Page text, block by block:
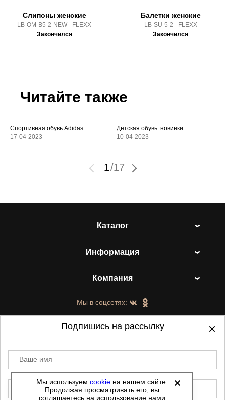
Слипоны женские
LB-OM-B5-2-NEW - FLEXX
Закончился
Балетки женские
LB-SU-5-2 - FLEXX
Закончился
Читайте также
Спортивная обувь Adidas
17-04-2023
Детская обувь: новинки
10-04-2023
1/17
Каталог
Информация
Компания
Мы в соцсетях:
©2021-2026 - ShoesTown.ru - все права
защищены.
Данный сайт не является интернет магазином и
Мы используемcookie на нашем сайте.
Продолжая просматривать его, вы
соглашаетесь на использование нами
Подпишись на рассылку
Ваше имя